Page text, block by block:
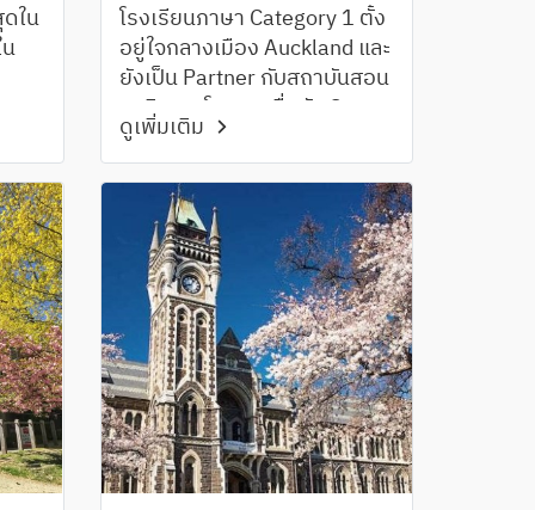
ใน
โรงเรียนภาษา Category 1 ตั้ง
อยู่ใจกลางเมือง Auckland และ
ยังเป็น Partner กับสถาบันสอน
ธุรกิจการโรงแรมชื่อดัง Crown
Institute of Studies สำหรับ
นักเรียนที่สนใจเรียนภาษาและ
ทำงาน Part-time ระหว่าง
เรียน
ดูเพิ่มเติม